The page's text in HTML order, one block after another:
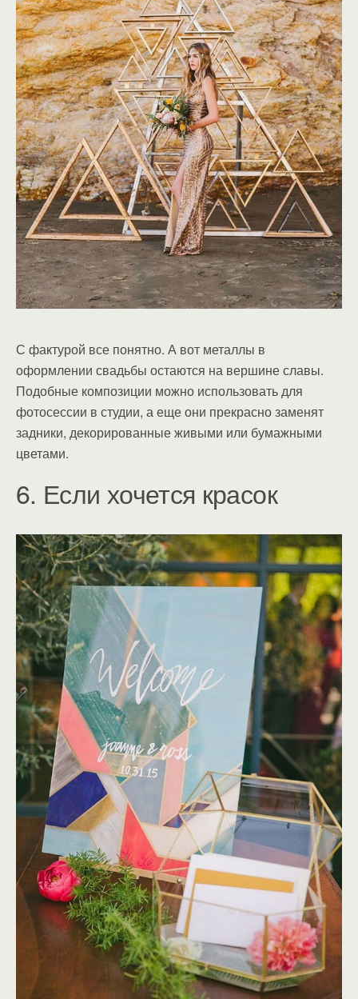
С фактурой все понятно. А вот металлы в
оформлении свадьбы остаются на вершине славы.
Подобные композиции можно использовать для
фотосессии в студии, а еще они прекрасно заменят
задники, декорированные живыми или бумажными
цветами.
6. Если хочется красок